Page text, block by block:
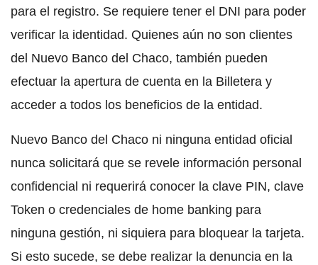
para el registro. Se requiere tener el DNI para poder
verificar la identidad. Quienes aún no son clientes
del Nuevo Banco del Chaco, también pueden
efectuar la apertura de cuenta en la Billetera y
acceder a todos los beneficios de la entidad.
Nuevo Banco del Chaco ni ninguna entidad oficial
nunca solicitará que se revele información personal
confidencial ni requerirá conocer la clave PIN, clave
Token o credenciales de home banking para
ninguna gestión, ni siquiera para bloquear la tarjeta.
Si esto sucede, se debe realizar la denuncia en la